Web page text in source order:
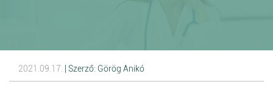
2021.09.17. | Szerző: Görög Anikó